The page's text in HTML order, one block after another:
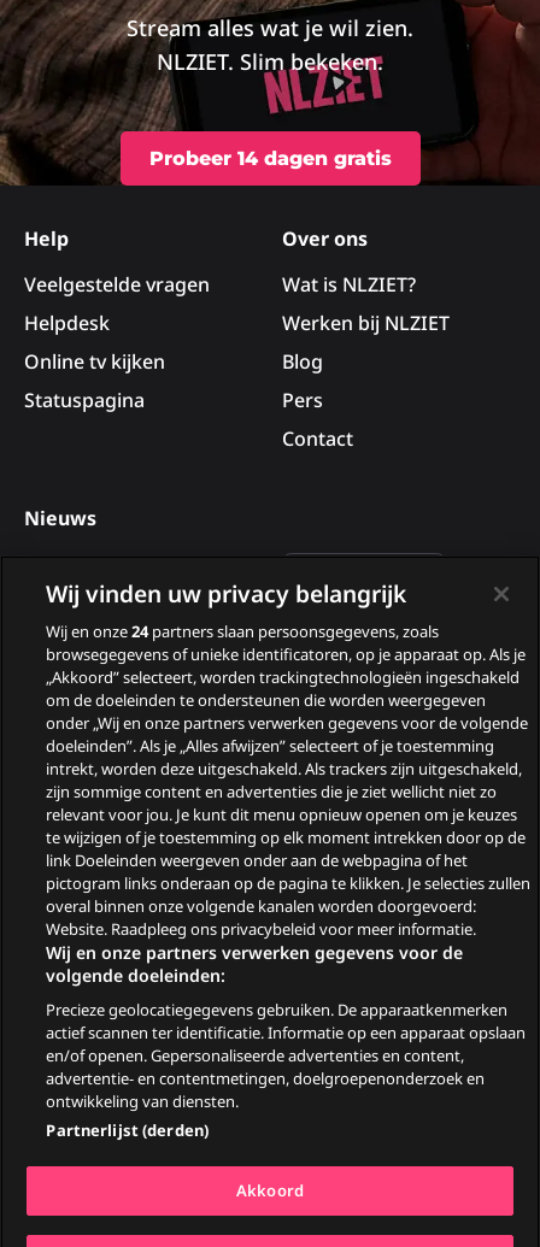
Stream alles wat je wil zien.
NLZIET. Slim bekeken.
Probeer 14 dagen gratis
footer
Help
Veelgestelde vragen
Helpdesk
Online tv kijken
Statuspagina
Over ons
Wat is NLZIET?
Werken bij NLZIET
Blog
Pers
Contact
Nieuws
Deelnemers van B&B Vol
Liefde 2026
Nieuwe tv programma’s
in augustus
Wie zijn de gasten van
Zomergasten?
Woeste Grond
© 2026
Privacy & Cookiestatement
Pers
Ga
naar
GoGo Go
Wij vinden uw privacy belangrijk
Wij en onze24partners slaan persoonsgegevens, zoals
browsegegevens of unieke identificatoren, op je apparaat op. Als je
„Akkoord” selecteert, worden trackingtechnologieën ingeschakeld
om de doeleinden te ondersteunen die worden weergegeven
onder „Wij en onze partners verwerken gegevens voor de volgende
doeleinden”. Als je „Alles afwijzen” selecteert of je toestemming
intrekt, worden deze uitgeschakeld. Als trackers zijn uitgeschakeld,
zijn sommige content en advertenties die je ziet wellicht niet zo
relevant voor jou. Je kunt dit menu opnieuw openen om je keuzes
te wijzigen of je toestemming op elk moment intrekken door op de
link Doeleinden weergeven onder aan de webpagina of het
pictogram links onderaan op de pagina te klikken. Je selecties zullen
overal binnen onze volgende kanalen worden doorgevoerd:
Website. Raadpleeg ons privacybeleid voor meer informatie.
Wij en onze partners verwerken gegevens voor de
volgende doeleinden:
Precieze geolocatiegegevens gebruiken. De apparaatkenmerken
actief scannen ter identificatie. Informatie op een apparaat opslaan
en/of openen. Gepersonaliseerde advertenties en content,
advertentie- en contentmetingen, doelgroepenonderzoek en
ontwikkeling van diensten.
Partnerlijst (derden)
Akkoord